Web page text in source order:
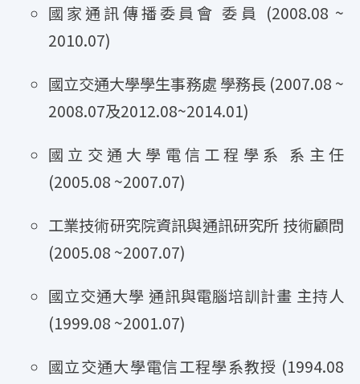
國家通訊傳播委員會 委員 (2008.08 ~
2010.07)
國立交通大學學生事務處 學務長 (2007.08 ~
2008.07及2012.08~2014.01)
國立交通大學電信工程學系 系主任
(2005.08 ~2007.07)
工業技術研究院資訊與通訊研究所 技術顧問
(2005.08 ~2007.07)
國立交通大學 通訊與電腦培訓計畫 主持人
(1999.08 ~2001.07)
國立交通大學電信工程學系教授 (1994.08